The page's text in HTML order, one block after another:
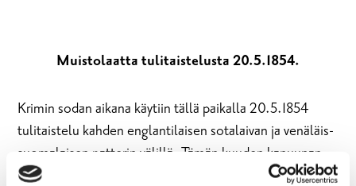
Muistolaatta tulitaistelusta 20.5.1854.
Krimin sodan aikana käytiin tällä paikalla 20.5.1854
tulitaistelu kahden englantilaisen sotalaivan ja venäläis-
suomalaisen patterin välillä. Tämän kuuden kanuunan
varustus, ns. Vitsandin skanssi rakennettiin vasta